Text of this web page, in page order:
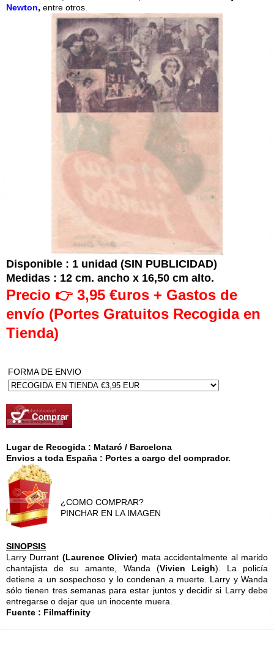
Newton, entre otros.
Disponible : 1 unidad (SIN PUBLICIDAD)
Medidas : 12 cm. ancho x 16,50 cm alto.
Precio 👉 3,95 €uros + Gastos de
envío (Portes Gratuitos Recogida en
Tienda)
FORMA DE ENVIO
Lugar de Recogida : Mataró / Barcelona
Envios a toda España : Portes a cargo del comprador.
¿COMO COMPRAR?
PINCHAR EN LA IMAGEN
SINOPSIS
Larry Durrant (Laurence Olivier) mata accidentalmente al marido
chantajista de su amante, Wanda (Vivien Leigh). La policía
detiene a un sospechoso y lo condenan a muerte. Larry y Wanda
sólo tienen tres semanas para estar juntos y decidir si Larry debe
entregarse o dejar que un inocente muera.
Fuente : Filmaffinity